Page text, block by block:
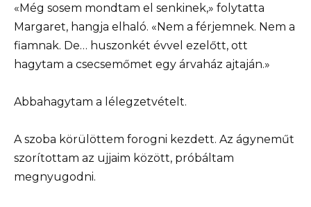
«Még sosem mondtam el senkinek,» folytatta
Margaret, hangja elhaló. «Nem a férjemnek. Nem a
fiamnak. De… huszonkét évvel ezelőtt, ott
hagytam a csecsemőmet egy árvaház ajtaján.»
Abbahagytam a lélegzetvételt.
A szoba körülöttem forogni kezdett. Az ágyneműt
szorítottam az ujjaim között, próbáltam
megnyugodni.